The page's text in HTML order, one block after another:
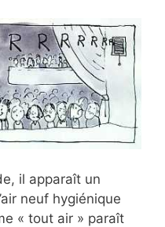
il apparaît un
neuf hygiénique
« tout air » paraît